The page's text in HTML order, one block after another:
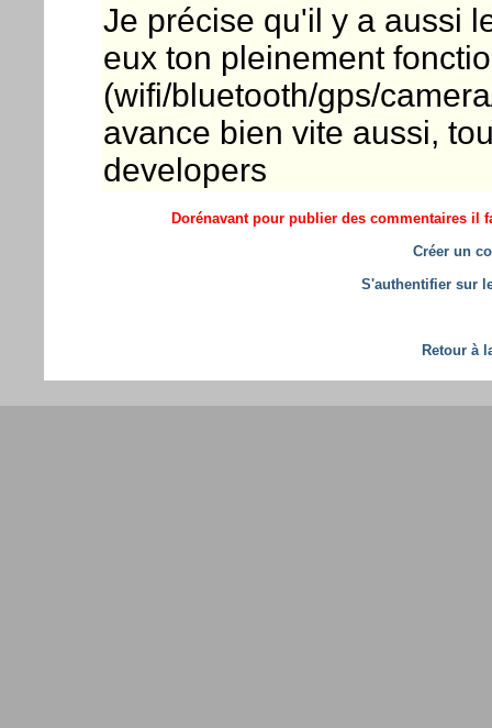
Je précise qu'il y a aussi
eux ton pleinement
(wifi/bluetooth/gps/
avance bien vite aussi,
developers
Dorénavant pour publier des commentaires il
Créer un
S'authentifier sur
Retour à